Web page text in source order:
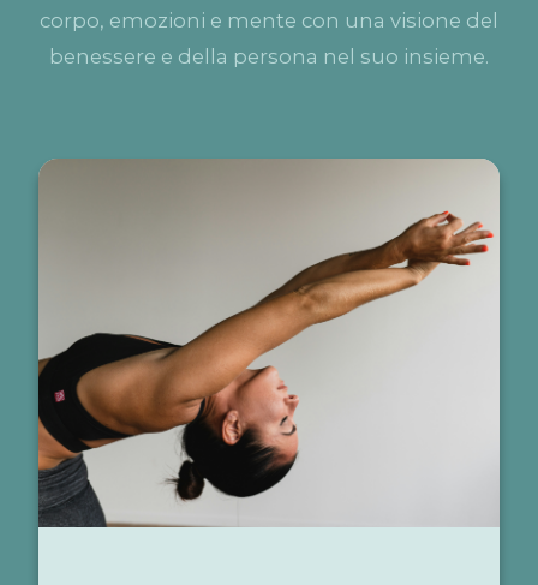
corpo, emozioni e mente con una visione del
benessere e della persona nel suo insieme.